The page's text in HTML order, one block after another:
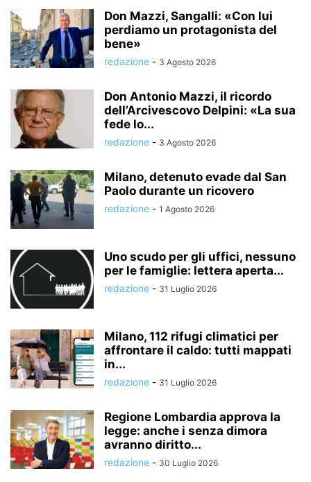
Don Mazzi, Sangalli: «Con lui
perdiamo un protagonista del
bene»
redazione - 3 Agosto 2026
Don Antonio Mazzi, il ricordo
dell’Arcivescovo Delpini: «La sua
fede lo...
redazione - 3 Agosto 2026
Milano, detenuto evade dal San
Paolo durante un ricovero
redazione - 1 Agosto 2026
Uno scudo per gli uffici, nessuno
per le famiglie: lettera aperta...
redazione - 31 Luglio 2026
Milano, 112 rifugi climatici per
affrontare il caldo: tutti mappati
in...
redazione - 31 Luglio 2026
Regione Lombardia approva la
legge: anche i senza dimora
avranno diritto...
redazione - 30 Luglio 2026